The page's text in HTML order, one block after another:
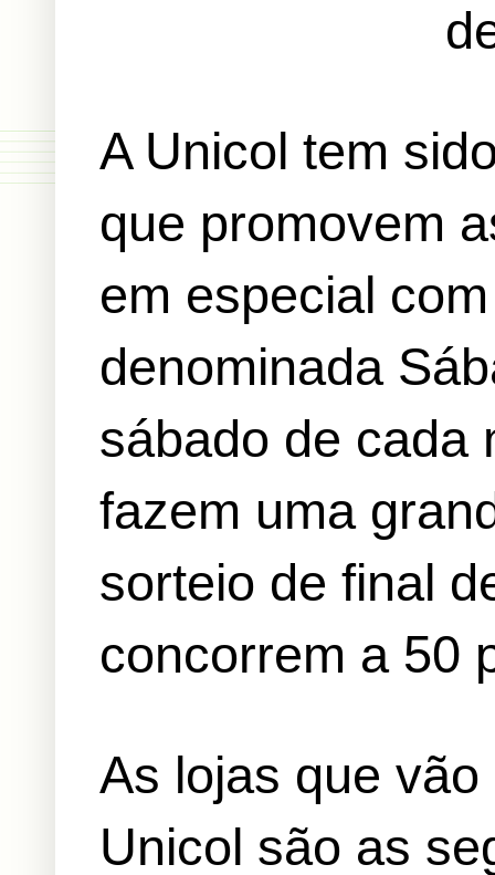
A Unicol tem
que promovem
em especial
denominada
sábado de cada
fazem uma
sorteio de final
concorrem a 50
As lojas que
Unicol são as